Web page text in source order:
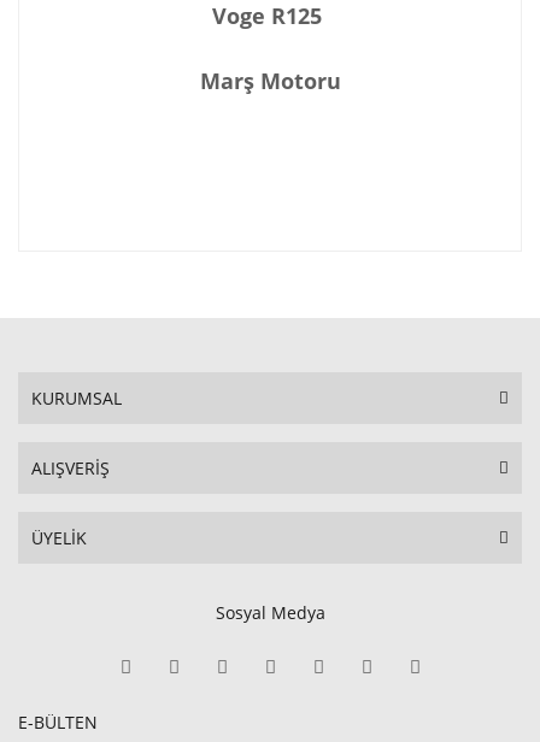
Voge R125
Marş Motoru
KURUMSAL
ALIŞVERİŞ
ÜYELİK
Sosyal Medya
E-BÜLTEN